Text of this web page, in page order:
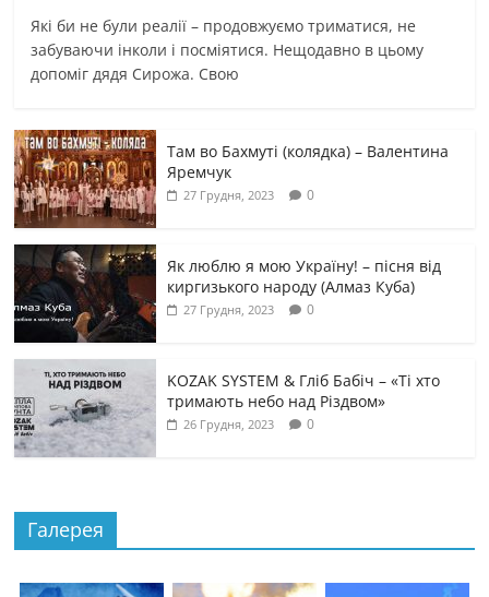
Які би не були реалії – продовжуємо триматися, не
забуваючи інколи і посміятися. Нещодавно в цьому
допоміг дядя Сирожа. Свою
Там во Бахмуті (колядка) – Валентина
Яремчук
27 Грудня, 2023 0
Як люблю я мою Україну! – пісня від
киргизького народу (Алмаз Куба)
27 Грудня, 2023 0
KOZAK SYSTEM & Гліб Бабіч – «Ті хто
тримають небо над Різдвом»
26 Грудня, 2023 0
Галерея